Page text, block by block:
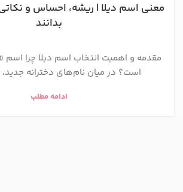
معنی اسم دیلا | ریشه، احساس و
بدانند
مقدمه و اهمیت انتخاب اسم دیلا چرا اسم
است؟ در میان نام‌های دخترانه
ادامه مطلب